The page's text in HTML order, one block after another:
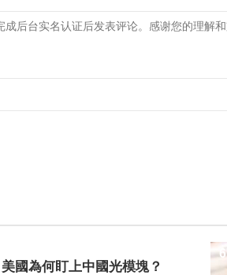
美國為何盯上中國光模塊？
6